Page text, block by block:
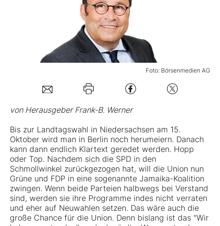
Folgen Sie uns
Kontakt
Foto: Börsenmedien AG
von Herausgeber Frank-B. Werner
Bis zur Landtagswahl in Niedersachsen am 15.
Oktober wird man in Berlin noch herumeiern. Danach
kann dann endlich Klartext geredet werden. Hopp
oder Top. Nachdem sich die SPD in den
Schmollwinkel zurückgezogen hat, will die Union nun
Grüne und FDP in eine sogenannte Jamaika-Koalition
zwingen. Wenn beide Parteien halbwegs bei Verstand
sind, werden sie ihre Programme indes nicht verraten
und eher auf Neuwahlen setzen. Das wäre auch die
große Chance für die Union. Denn bislang ist das "Wir